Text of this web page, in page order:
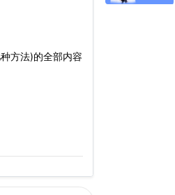
方法)的全部内容